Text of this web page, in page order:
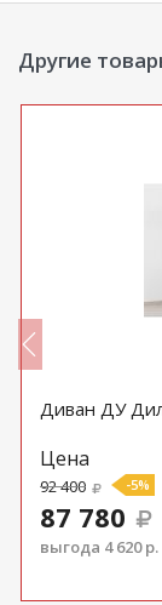
Другие
Диван ДУ
Цена
92 400 -5%
87 780
выгода 4 620 р.